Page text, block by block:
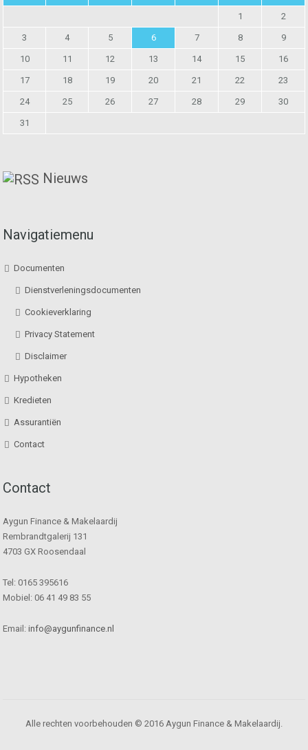
1 2
3 4 5 6 7 8 9
10 11 12 13 14 15 16
17 18 19 20 21 22 23
24 25 26 27 28 29 30
31
Nieuws
Navigatiemenu
Documenten
Dienstverleningsdocumenten
Cookieverklaring
Privacy Statement
Disclaimer
Hypotheken
Kredieten
Assurantiën
Contact
Contact
Aygun Finance & Makelaardij
Rembrandtgalerij 131
4703 GX Roosendaal
Tel: 0165 395616
Mobiel: 06 41 49 83 55
Email: info@aygunfinance.nl
Alle rechten voorbehouden © 2016 Aygun Finance & Makelaardij.